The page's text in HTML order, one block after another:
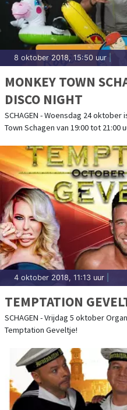
8 oktober 2018, 15:50 uur
MONKEY TOWN
DISCO NIGHT
SCHAGEN - Woensdag 24
Town Schagen van 19:00 tot 21:00
4 oktober 2018, 11:13 uur
TEMPTATION
SCHAGEN - Vrijdag 5 oktober
Temptation Geveltje!